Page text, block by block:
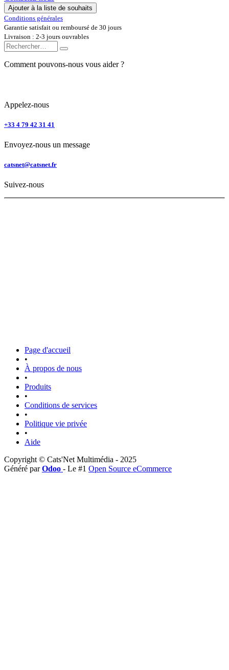
Ajouter à la liste de souhaits
Conditions générales
Garantie satisfait ou remboursé de 30 jours
Livraison : 2-3 jours ouvrables
Comment pouvons-nous vous aider ?
Appelez-nous
+33 4 79 42 31 41
Envoyez-nous un message
catsnet@catsnet.fr
Suivez-nous
Page d'accueil
•
À propos de nous
•
Produits
•
Conditions de services
•
Politique vie privée
•
Aide
Copyright © Cats'Net Multimédia - 2025
Généré parOdoo - Le #1 Open Source eCommerce